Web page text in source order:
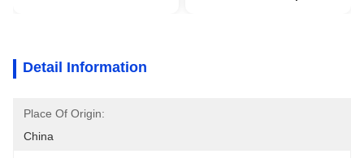
Detail Information
Place Of Origin:
China